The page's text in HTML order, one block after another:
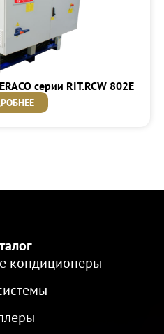
серии RIT.RCW 802E
кондиционеры